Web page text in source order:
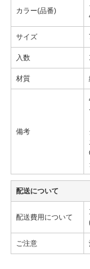
カラー(品番)
サイズ
入数
材質
備考
配送について
配送費用について
ご注意